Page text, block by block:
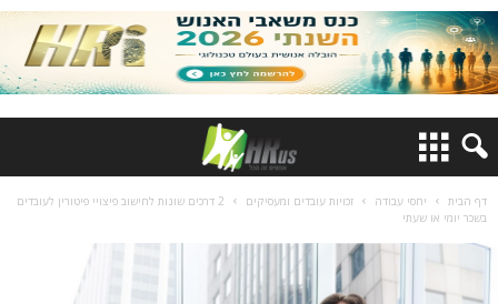
דף הבית יחסי עבודה זכויות עובדים ומעסיקים
2 דרכים שונות לחישוב פיצויי פיטורין לעובדים
בשכר יומי או שעתי